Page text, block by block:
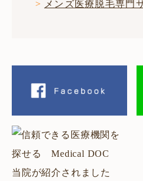
メンズ医療脱毛専門